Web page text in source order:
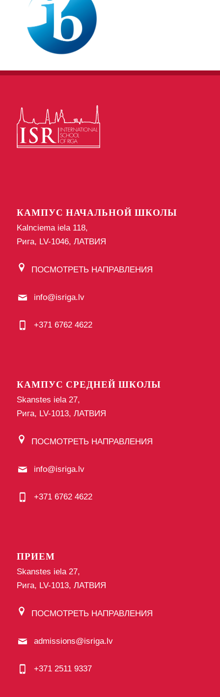
КАМПУС НАЧАЛЬНОЙ ШКОЛЫ
Kalnciema iela 118,
Рига, LV-1046, ЛАТВИЯ
ПОСМОТРЕТЬ НАПРАВЛЕНИЯ
info@isriga.lv
+371 6762 4622
КАМПУС СРЕДНЕЙ ШКОЛЫ
Skanstes iela 27,
Рига, LV-1013, ЛАТВИЯ
ПОСМОТРЕТЬ НАПРАВЛЕНИЯ
info@isriga.lv
+371 6762 4622
ПРИЕМ
Skanstes iela 27,
Рига, LV-1013, ЛАТВИЯ
ПОСМОТРЕТЬ НАПРАВЛЕНИЯ
admissions@isriga.lv
+371 2511 9337